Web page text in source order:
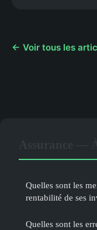
← Voir tous les
Quelles sont les
rentabilité de ses
Quelles sont les